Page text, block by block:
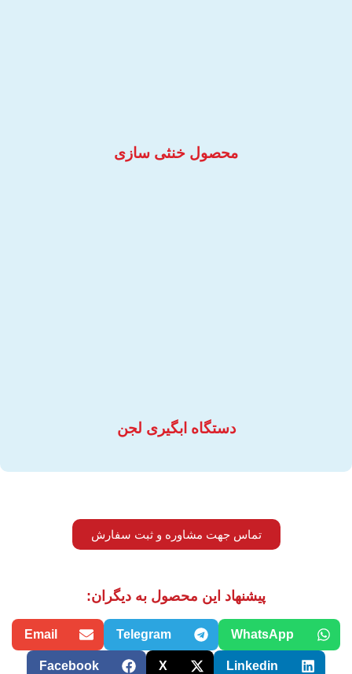
محصول خنثی سازی
دستگاه ابگیری لجن
تماس جهت مشاوره و ثبت سفارش
پیشنهاد این محصول به دیگران:
WhatsApp
Telegram
Email
Linkedin
X
Facebook